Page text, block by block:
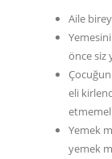
Aile
önce siz
eli
Yemek
yemek